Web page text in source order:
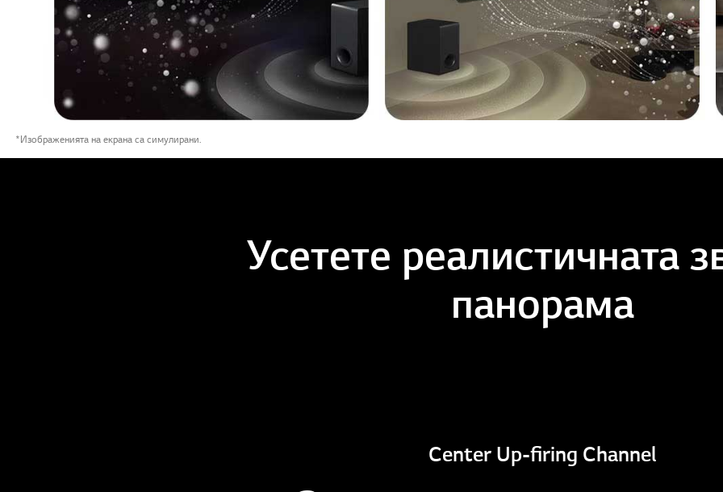
*Изображенията на екрана са симулирани.
Усетете реалистичната
панорама
Center Up-firing Channel